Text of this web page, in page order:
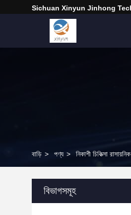
Sichuan Xinyun Jinhong
বাড়ি > পণ্য > নিকাশী চিকিত্সা রাসায়নিক
বিভাগসমূহ